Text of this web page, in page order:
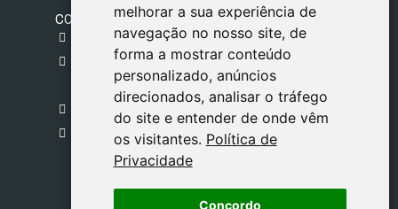
melhorar a sua experiência de
navegação no nosso site, de
forma a mostrar conteúdo
personalizado, anúncios
direcionados, analisar o tráfego
do site e entender de onde vêm
os visitantes. Política de
Privacidade
Concordo
melhorar a sua experiência de
navegação no nosso site, de
forma a mostrar conteúdo
personalizado, anúncios
direcionados, analisar o tráfego
do site e entender de onde vêm
os visitantes. Política de
Privacidade
Concordo
CONTACTO
gestion@safeliz.com
C. del Pradillo, 6, 28770 Colmenar Viejo,
Madrid
+34 918 459 877
Segunda a Sexta
09:00 - 13:00